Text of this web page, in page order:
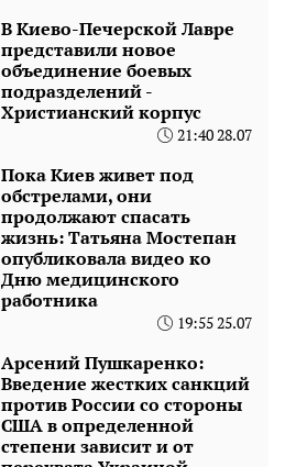
В Киево-Печерской Лавре
представили новое
объединение боевых
подразделений -
Христианский корпус
21:40 28.07
Пока Киев живет под
обстрелами, они
продолжают спасать
жизнь: Татьяна Мостепан
опубликовала видео ко
Дню медицинского
работника
19:55 25.07
Арсений Пушкаренко:
Введение жестких санкций
против России со стороны
США в определенной
степени зависит и от